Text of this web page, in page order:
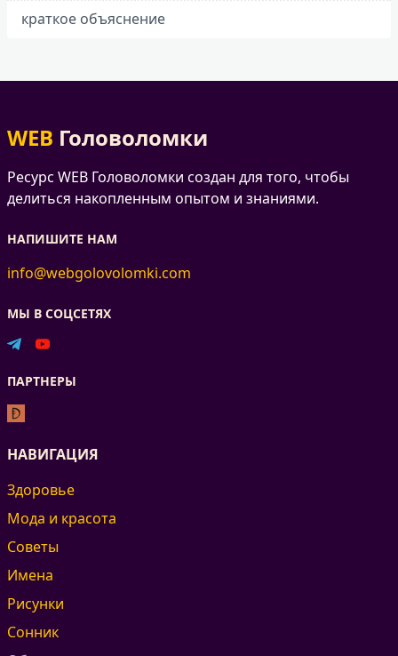
краткое объяснение
WEB Головоломки
Ресурс WEB Головоломки создан для того, чтобы
делиться накопленным опытом и знаниями.
НАПИШИТЕ НАМ
info@webgolovolomki.com
МЫ В СОЦСЕТЯХ
ПАРТНЕРЫ
НАВИГАЦИЯ
Здоровье
Мода и красота
Советы
Имена
Рисунки
Сонник